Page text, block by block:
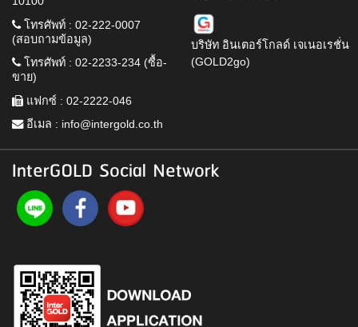
โทรศัพท์ : 02-222-0007
(สอบถามข้อมูล)
โทรศัพท์ : 02-2233-234 (ซื้อ-
ขาย)
แฟกซ์ : 02-2222-046
อีเมล : info@intergold.co.th
บริษัท อินเตอร์โกลด์ เจเนอเรชั่น
(GOLD2go)
InterGOLD Social Network